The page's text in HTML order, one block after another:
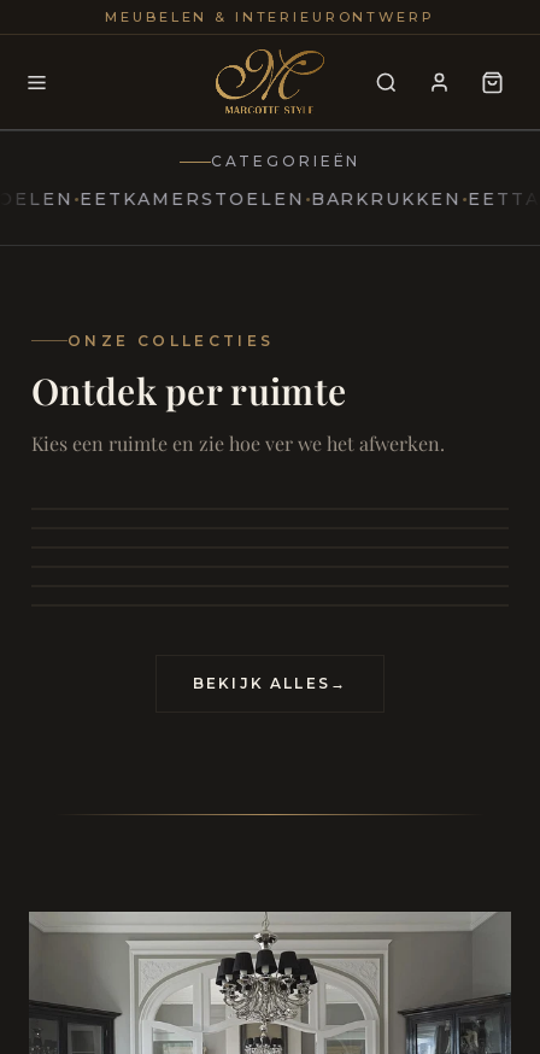
MEUBELEN & INTERIEURONTWERP
Modern
Marcottestyle Living
25+
CATEGORIEËN
EETKAMERSTOELEN BARKRUKKEN EETTAFELS
ONZE COLLECTIES
Ontdek per ruimte
Kies een ruimte en zie hoe ver we het afwerken.
SAMEN ONTSPANNEN
Woonkamer
Eetkamer
RUST EN RETRAITE
BEKIJK ALLES →